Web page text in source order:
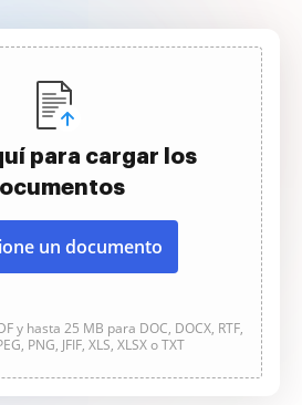
para cargar los
un documento
y hasta 25 MB para DOC, DOCX, RTF,
PNG, JFIF, XLS, XLSX o TXT